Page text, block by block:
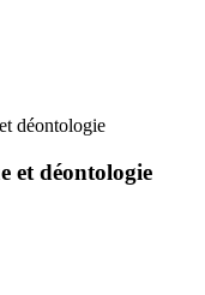
déontologie
et déontologie